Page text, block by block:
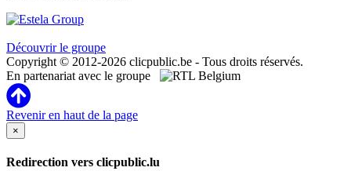
Découvrir le groupe
Copyright © 2012-2026 clicpublic.be - Tous droits réservés.
En partenariat avec le groupe
Revenir en haut de la page
×
Redirection vers clicpublic.lu